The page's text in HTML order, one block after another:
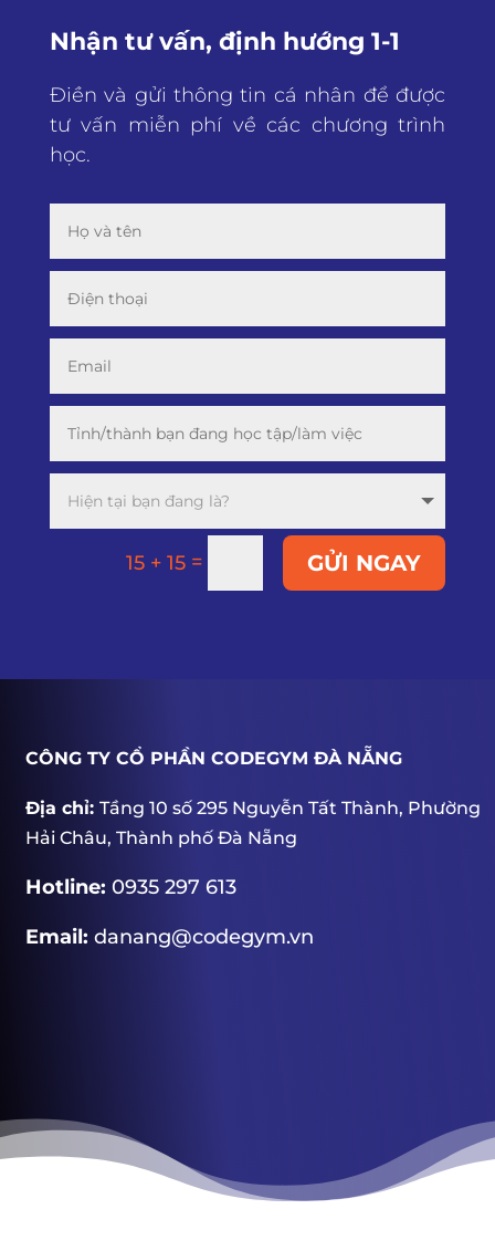
Nhận tư vấn, định hướng 1-1
Điền và gửi thông tin cá nhân để được
tư vấn miễn phí về các chương trình
học.
15 + 15 = GỬI NGAY
CÔNG TY CỔ PHẦN CODEGYM ĐÀ NẴNG
Địa chỉ: Tầng 10 số 295 Nguyễn Tất Thành, Phường
Hải Châu, Thành phố Đà Nẵng
Hotline: 0935 297 613
Email: danang@codegym.vn